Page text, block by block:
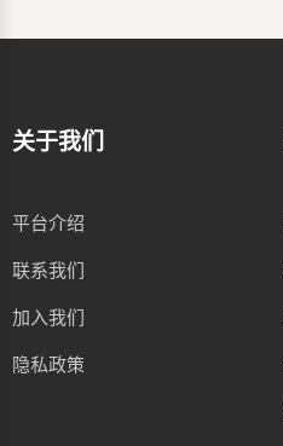
关于我们
平台介绍
联系我们
加入我们
隐私政策